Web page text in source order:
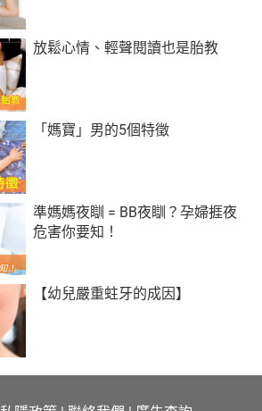
放鬆心情、輕聲閱讀也是胎教
「媽寶」男的5個特徵
準媽媽夜瞓 = BB夜瞓？孕婦捱夜
危害你要知！
【幼兒嚴重蛀牙的成因】